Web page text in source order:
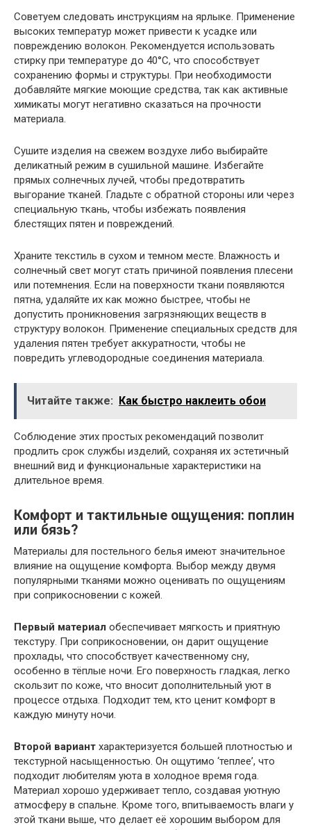
Советуем следовать инструкциям на ярлыке. Применение
высоких температур может привести к усадке или
повреждению волокон. Рекомендуется использовать
стирку при температуре до 40°C, что способствует
сохранению формы и структуры. При необходимости
добавляйте мягкие моющие средства, так как активные
химикаты могут негативно сказаться на прочности
материала.
Сушите изделия на свежем воздухе либо выбирайте
деликатный режим в сушильной машине. Избегайте
прямых солнечных лучей, чтобы предотвратить
выгорание тканей. Гладьте с обратной стороны или через
специальную ткань, чтобы избежать появления
блестящих пятен и повреждений.
Храните текстиль в сухом и темном месте. Влажность и
солнечный свет могут стать причиной появления плесени
или потемнения. Если на поверхности ткани появляются
пятна, удаляйте их как можно быстрее, чтобы не
допустить проникновения загрязняющих веществ в
структуру волокон. Применение специальных средств для
удаления пятен требует аккуратности, чтобы не
повредить углеводородные соединения материала.
Читайте также: Как быстро наклеить обои
Соблюдение этих простых рекомендаций позволит
продлить срок службы изделий, сохраняя их эстетичный
внешний вид и функциональные характеристики на
длительное время.
Комфорт и тактильные ощущения: поплин
или бязь?
Материалы для постельного белья имеют значительное
влияние на ощущение комфорта. Выбор между двумя
популярными тканями можно оценивать по ощущениям
при соприкосновении с кожей.
Первый материал обеспечивает мягкость и приятную
текстуру. При соприкосновении, он дарит ощущение
прохлады, что способствует качественному сну,
особенно в тёплые ночи. Его поверхность гладкая, легко
скользит по коже, что вносит дополнительный уют в
процессе отдыха. Подходит тем, кто ценит комфорт в
каждую минуту ночи.
Второй вариант характеризуется большей плотностью и
текстурной насыщенностью. Он ощутимо ‘теплее’, что
подходит любителям уюта в холодное время года.
Материал хорошо удерживает тепло, создавая уютную
атмосферу в спальне. Кроме того, впитываемость влаги у
этой ткани выше, что делает её хорошим выбором для